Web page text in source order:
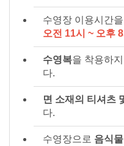
수영장 이용시간
오전 11시 ~ 오후 8
수영복을 착용하
다.
면 소재의 티셔츠
다.
수영장으로 음식